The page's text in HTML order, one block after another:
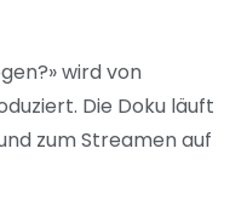
wird von
Die Doku läuft
zum Streamen auf